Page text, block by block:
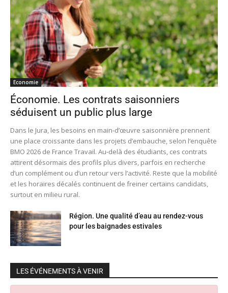
Economie
Économie. Les contrats saisonniers
séduisent un public plus large
Dans le Jura, les besoins en main-d’œuvre saisonnière prennent
une place croissante dans les projets d’embauche, selon l’enquête
BMO 2026 de France Travail. Au-delà des étudiants, ces contrats
attirent désormais des profils plus divers, parfois en recherche
d’un complément ou d’un retour vers l’activité. Reste que la mobilité
et les horaires décalés continuent de freiner certains candidats,
surtout en milieu rural.
Région. Une qualité d’eau au rendez-vous
pour les baignades estivales
LES ÉVÉNEMENTS À VENIR